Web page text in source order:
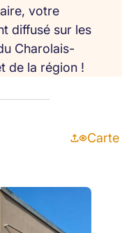
votre
diffusé sur les
Charolais-
de la région !
Carte